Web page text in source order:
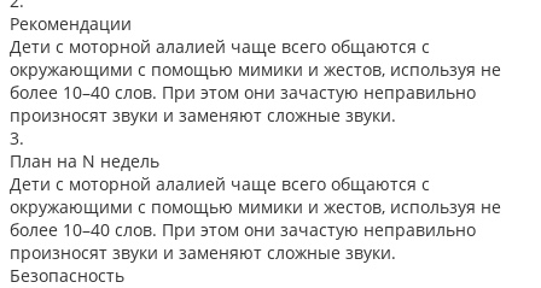
Рекомендации
Дети с моторной алалией чаще всего общаются с
окружающими с помощью мимики и жестов, используя не
более 10–40 слов. При этом они зачастую неправильно
произносят звуки и заменяют сложные звуки.
3.
План на N недель
Дети с моторной алалией чаще всего общаются с
окружающими с помощью мимики и жестов, используя не
более 10–40 слов. При этом они зачастую неправильно
произносят звуки и заменяют сложные звуки.
Безопасность